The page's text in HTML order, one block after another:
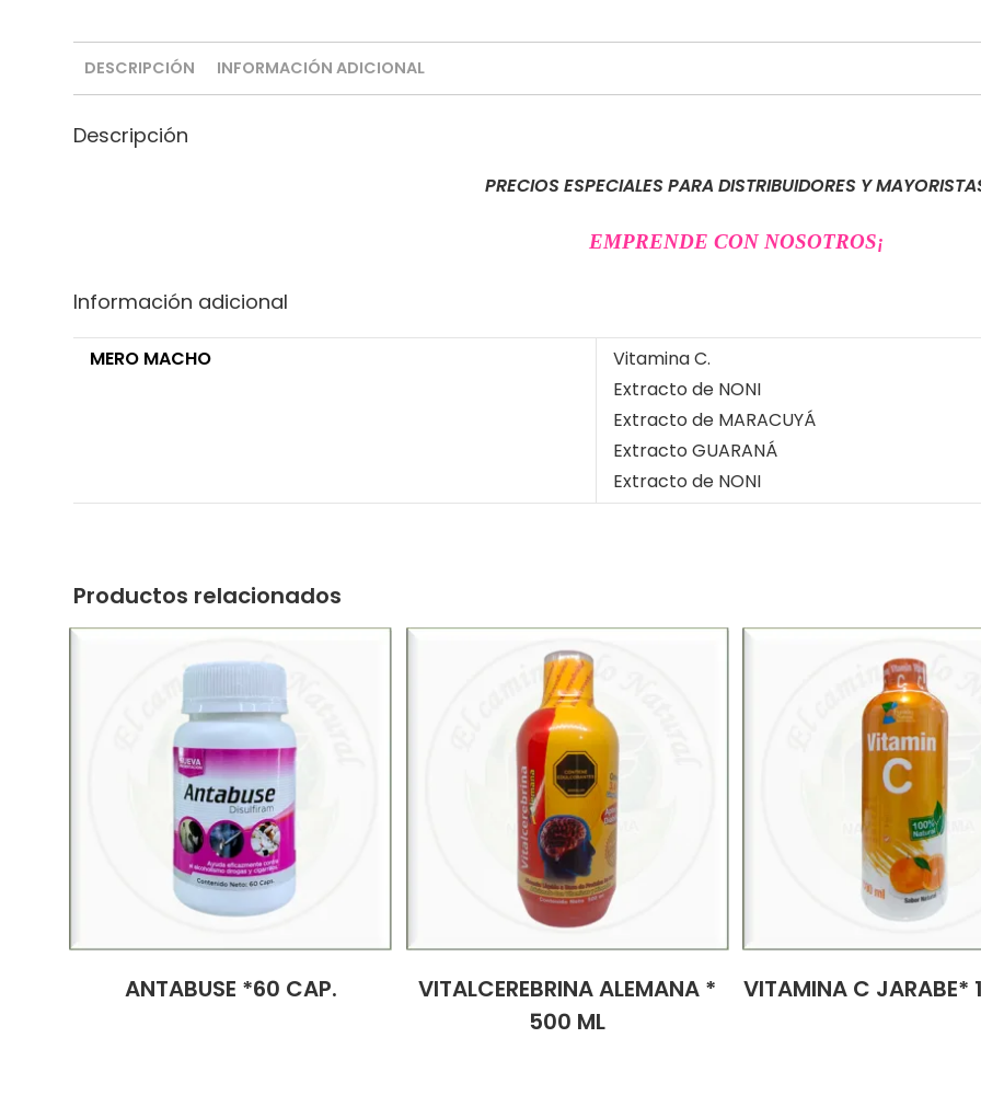
DESCRIPCIÓN INFORMACIÓN ADICIONAL
Descripción
PRECIOS ESPECIALES PARA DISTRIBUIDORES Y
EMPRENDE CON NOSOTROS¡
Información adicional
MERO MACHO
Vitamina C.
Extracto de NONI
Extracto de MARACUYÁ
Extracto GUARANÁ
Extracto de NONI
Productos relacionados
ANTABUSE *60 CAP.
VITALCEREBRINA ALEMANA *
500 ML
VITAMINA C JARABE*